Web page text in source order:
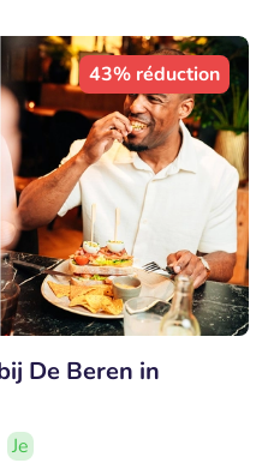
43% réduction
De Beren in
Je